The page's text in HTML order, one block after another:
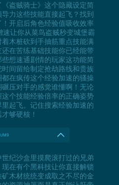
盗贼骑士》这个隐藏设定简
力这些技能直接起飞？找到
开启后角色经验值吸收效率
让你从菜鸟盗贼秒变城堡霸
木桩砍到手抽筋重点技能满
在苦练基础技能你已经能带
想速通剧情的玩家这功能简
间留给制定抢劫路线和贵族
在疯传这个经验加速的骚操
压对手的感觉谁懂啊！无论
个技能经验倍率的正确姿势
起飞。记住搜索经验加速的
够硬核！
纪沙盒里摸爬滚打过的兄弟
在有个黑科技让你直接解锁
木材统统变成取之不尽的金